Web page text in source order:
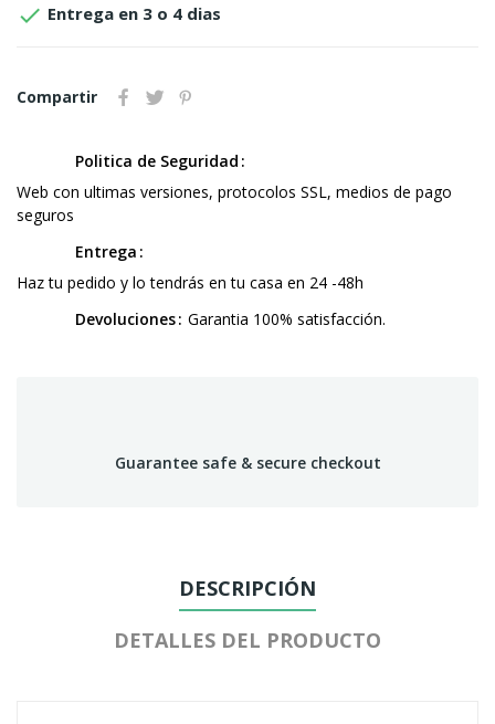
 Entrega en 3 o 4 dias
Compartir
Politica de Seguridad
Web con ultimas versiones, protocolos SSL, medios de pago
seguros
Entrega
Haz tu pedido y lo tendrás en tu casa en 24 -48h
Devoluciones Garantia 100% satisfacción.
Guarantee safe & secure checkout
DESCRIPCIÓN
DETALLES DEL PRODUCTO